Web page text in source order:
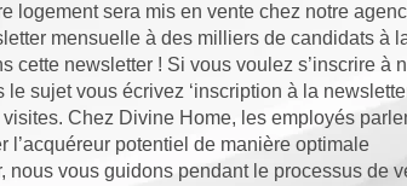
logement sera mis en vente chez notre
mensuelle à des milliers de candidats à
cette newsletter ! Si vous voulez s’inscrire à
le sujet vous écrivez ‘inscription à la
Chez Divine Home, les employés
l’acquéreur potentiel de manière optimale
nous vous guidons pendant le processus de